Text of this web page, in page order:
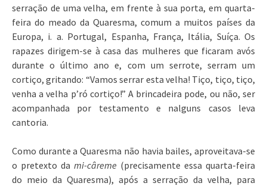
serração de uma velha, em frente à sua porta, em quarta-
feira do meado da Quaresma, comum a muitos países da
Europa, i. a. Portugal, Espanha, França, Itália, Suíça. Os
rapazes dirigem-se à casa das mulheres que ficaram avós
durante o último ano e, com um serrote, serram um
cortiço, gritando: “Vamos serrar esta velha! Tiço, tiço, tiço,
venha a velha p’ró cortiço!” A brincadeira pode, ou não, ser
acompanhada por testamento e nalguns casos leva
cantoria.
Como durante a Quaresma não havia bailes, aproveitava-se
o pretexto da mi-câreme (precisamente essa quarta-feira
do meio da Quaresma), após a serração da velha, para